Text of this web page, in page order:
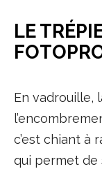
LE
En vadrouille,
c’est chiant à
qui permet de